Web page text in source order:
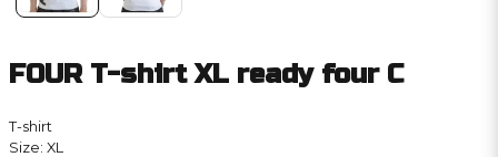
FOUR T-shirt XL ready four C
T-shirt
Size: XL